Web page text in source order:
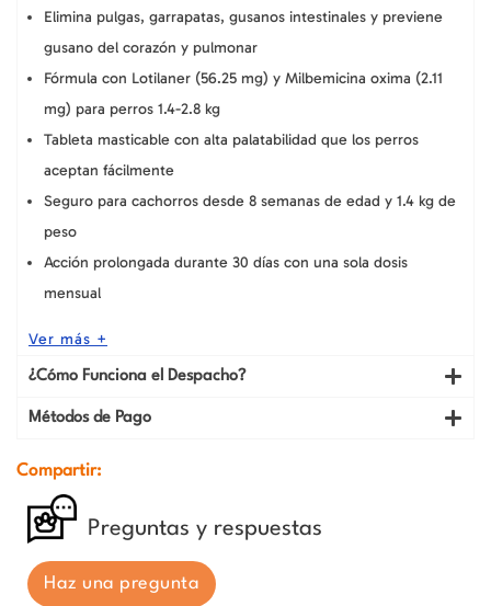
Elimina pulgas, garrapatas, gusanos intestinales y previene
gusano del corazón y pulmonar
Fórmula con Lotilaner (56.25 mg) y Milbemicina oxima (2.11
mg) para perros 1.4-2.8 kg
Tableta masticable con alta palatabilidad que los perros
aceptan fácilmente
Seguro para cachorros desde 8 semanas de edad y 1.4 kg de
peso
Acción prolongada durante 30 días con una sola dosis
mensual
Ver más +
¿Cómo Funciona el Despacho?
Métodos de Pago
Compartir:
Preguntas y respuestas
Haz una pregunta